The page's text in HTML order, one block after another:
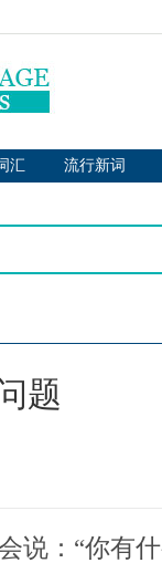
汇 流行新词
题
说：“你有